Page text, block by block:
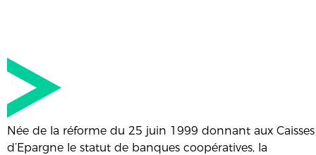
Née de la réforme du 25 juin 1999 donnant aux Caisses
d’Epargne le statut de banques coopératives, la